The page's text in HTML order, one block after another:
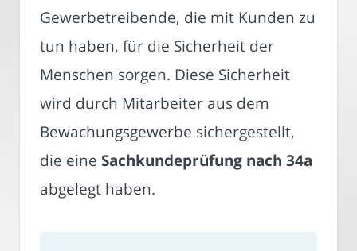
Gewerbetreibende, die mit Kunden zu
tun haben, für die Sicherheit der
Menschen sorgen. Diese Sicherheit
wird durch Mitarbeiter aus dem
Bewachungsgewerbe sichergestellt,
die eine Sachkundeprüfung nach 34a
abgelegt haben.